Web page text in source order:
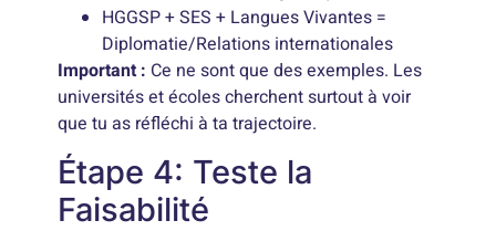
HGGSP + SES + Langues Vivantes =
Diplomatie/Relations internationales
Important : Ce ne sont que des exemples. Les
universités et écoles cherchent surtout à voir
que tu as réfléchi à ta trajectoire.
Étape 4: Teste la
Faisabilité